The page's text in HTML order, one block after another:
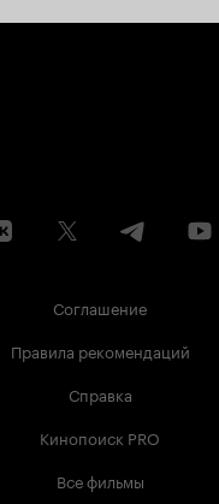
Соглашение
Правила рекомендаций
Справка
Кинопоиск PRO
Все фильмы